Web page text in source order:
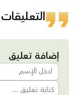
التعليقات
إضافة تعليق